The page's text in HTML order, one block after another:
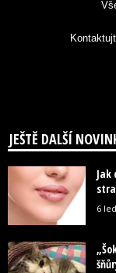
JEŠTĚ DALŠÍ
6